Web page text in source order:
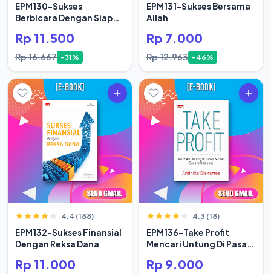
EPM130-Sukses
Berbicara Dengan Siapa
Rp 11.500
Rp 16.667 -31%
EPM131-Sukses Bersama
Allah
Rp 7.000
Rp 12.963 -46%
4.4 (188)
EPM132-Sukses Finansial
Dengan Reksa Dana
Rp 11.000
4.3 (18)
EPM136-Take Profit
Mencari Untung Di Pasar
Rp 9.000